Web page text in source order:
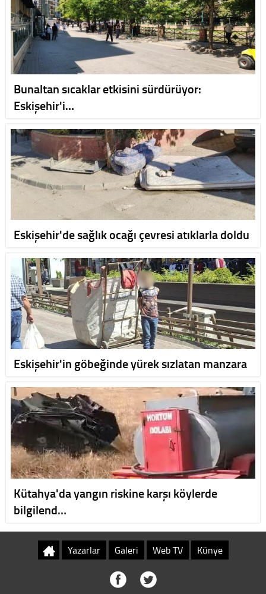
Bunaltan sıcaklar etkisini sürdürüyor:
Eskişehir'i…
Eskişehir'de sağlık ocağı çevresi atıklarla doldu
Eskişehir'in göbeğinde yürek sızlatan manzara
Kütahya'da yangın riskine karşı köylerde
bilgilend…
Yazarlar Galeri Web TV Künye